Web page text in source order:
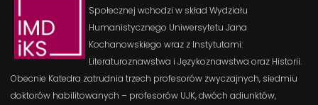
Społecznej wchodzi w skład Wydziału
Humanistycznego Uniwersytetu Jana
Kochanowskiego wraz z Instytutami:
Literaturoznawstwa i Językoznawstwa oraz Historii.
Obecnie Katedra zatrudnia trzech profesorów zwyczajnych, siedmiu
doktorów habilitowanych – profesorów UJK, dwóch adiunktów,